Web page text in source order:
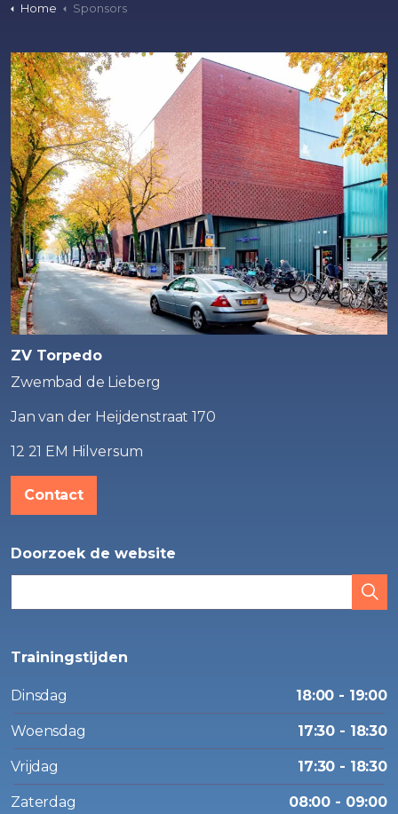
Home Sponsors
ZV Torpedo
Zwembad de Lieberg
Jan van der Heijdenstraat 170
12 21 EM Hilversum
Contact
Doorzoek de website
Trainingstijden
Dinsdag 18:00 - 19:00
Woensdag 17:30 - 18:30
Vrijdag 17:30 - 18:30
Zaterdag 08:00 - 09:00